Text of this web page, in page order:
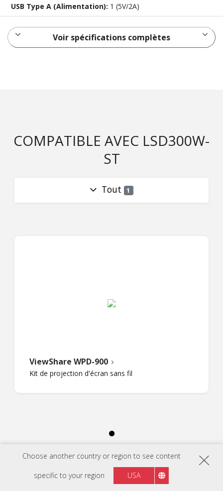
Choose another country or region to see content
specific to your region USA
USB Type A (Alimentation): 1 (5V/2A)
Voir spécifications complètes
COMPATIBLE AVEC LSD300W-
ST
Tout 1
ViewShare WPD-900
Kit de projection d'écran sans fil